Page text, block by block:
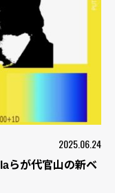
2025.06.24
らが代官山の新ベ